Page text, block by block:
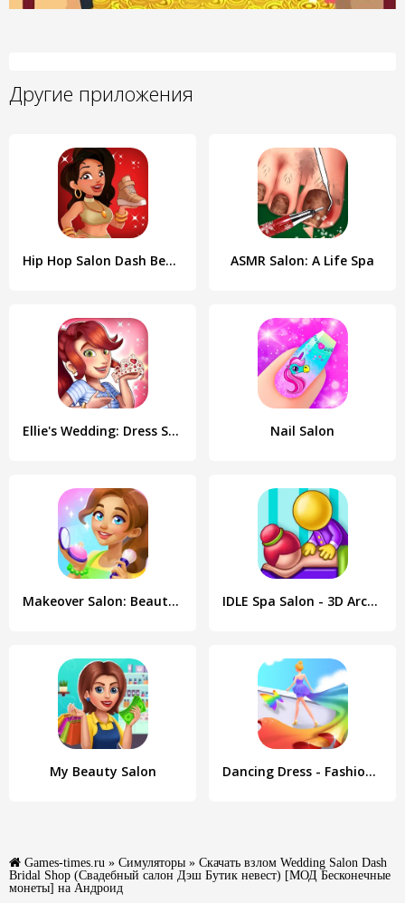
Другие приложения
Hip Hop Salon Dash Beauty Game ASMR Salon: A Life Spa
Ellie's Wedding: Dress Shop Nail Salon
Makeover Salon: Beauty Mania IDLE Spa Salon - 3D Arcade
My Beauty Salon Dancing Dress - Fashion Girl
Games-times.ru » Симуляторы » Скачать взлом Wedding Salon Dash
Bridal Shop (Свадебный салон Дэш Бутик невест) [МОД Бесконечные
монеты] на Андроид